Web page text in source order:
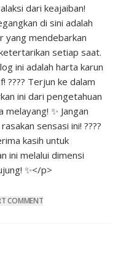
dari keajaiban!
di sini adalah
yang mendebarkan
setiap saat.
ini adalah harta karun
???? Terjun ke dalam
ini dari pengetahuan
✨ Jangan
sensasi ini! ????
kasih untuk
ini melalui dimensi
✨</p>
COMMENT